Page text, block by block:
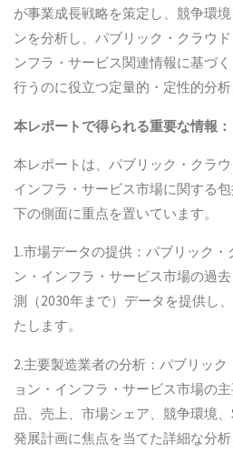
が事業成長戦略を策定し、競争環
ンを分析し、パブリック・クラウ
ンフラ・サービス関連情報に基づ
行うのに役立つ定量的・定性的分析
本レポートで得られる重要な情報：
本レポートは、パブリック・クラ
インフラ・サービス市場に関する
下の側面に重点を置いています。
1.市場データの提供：パブリック
ン・インフラ・サービス市場の過
測（2030年まで）データを提供し
たします。
2.主要製造業者の分析：パブリッ
ョン・インフラ・サービス市場の
品、売上、市場シェア、競争環境
発展計画に焦点を当てた詳細な分析